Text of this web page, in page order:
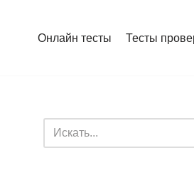
Онлайн тесты Тесты